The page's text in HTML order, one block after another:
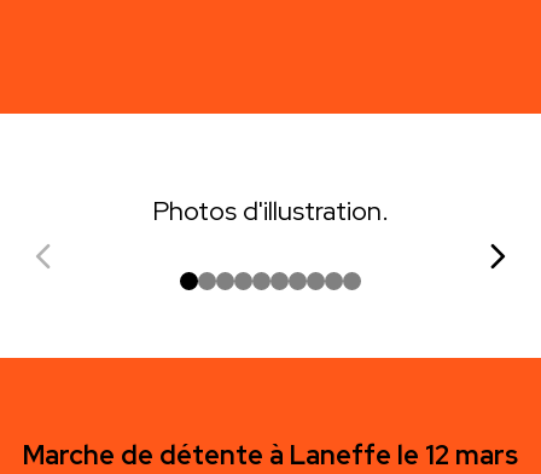
Photos d'illustration.
Marche de détente à Laneffe le 12 mars